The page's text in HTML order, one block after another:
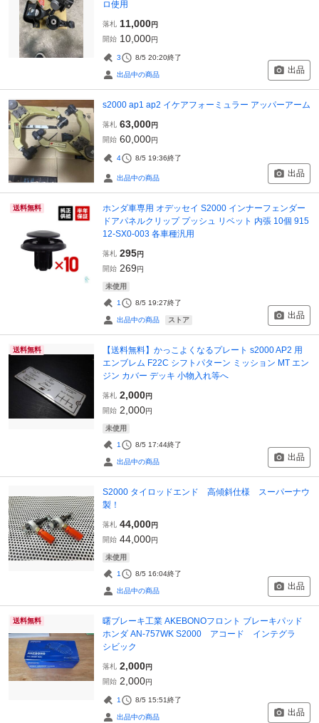
ロ使用
落札 11,000円
開始 10,000円
3 8/5 20:20終了
出品中の商品 出品
s2000 ap1 ap2 イケアフォーミュラー アッパーアーム
落札 63,000円
開始 60,000円
4 8/5 19:36終了
出品中の商品 出品
送料無料
ホンダ車専用 オデッセイ S2000 インナーフェンダー
ドアパネルクリップ プッシュ リベット 内張 10個 915
12-SX0-003 各車種汎用
落札 295円
開始 269円
未使用
1 8/5 19:27終了
出品中の商品 ストア 出品
送料無料
【送料無料】かっこよくなるプレート s2000 AP2 用
エンブレム F22C シフトパターン ミッション MT エン
ジン カバー デッキ 小物入れ等へ
落札 2,000円
開始 2,000円
未使用
1 8/5 17:44終了
出品中の商品 出品
S2000 タイロッドエンド 高傾斜仕様 スーパーナウ
製！
落札 44,000円
開始 44,000円
未使用
1 8/5 16:04終了
出品中の商品 出品
送料無料
曙ブレーキ工業 AKEBONOフロント ブレーキパッド
ホンダ AN-757WK S2000 アコード インテグラ
シビック
落札 2,000円
開始 2,000円
1 8/5 15:51終了
出品中の商品 出品